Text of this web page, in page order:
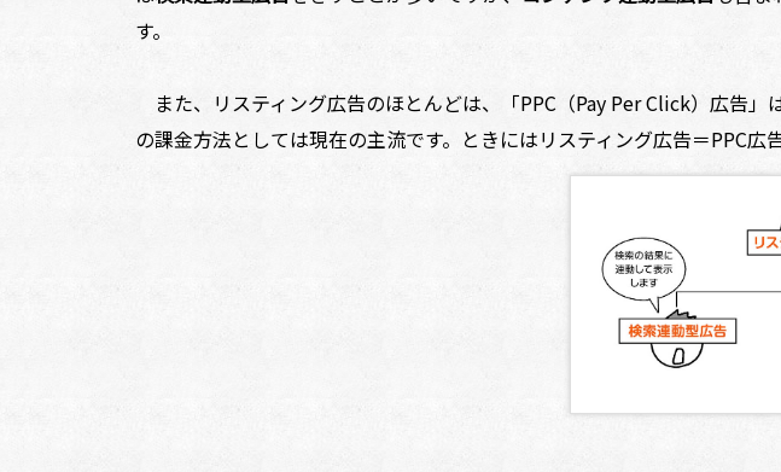
す。
また、リスティング広告のほとんどは、「PPC（Pay Per Click）広告
の課金方法としては現在の主流です。ときにはリスティング広告＝PPC広